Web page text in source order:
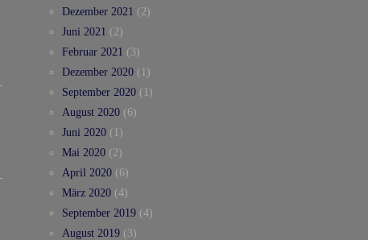
Dezember 2021 (2)
Juni 2021 (2)
Februar 2021 (3)
Dezember 2020 (1)
September 2020 (1)
August 2020 (6)
Juni 2020 (1)
Mai 2020 (2)
April 2020 (6)
März 2020 (4)
September 2019 (4)
August 2019 (3)